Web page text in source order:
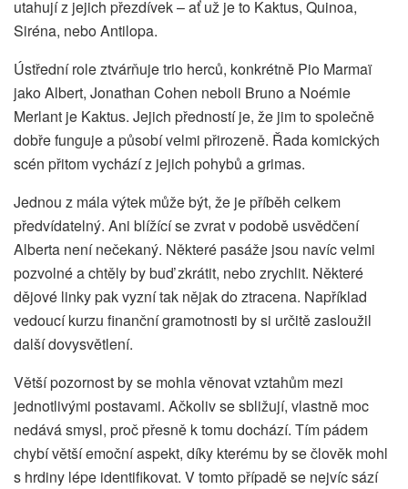
utahují z jejich přezdívek – ať už je to Kaktus, Quinoa,
Siréna, nebo Antilopa.
Ústřední role ztvárňuje trio herců, konkrétně Pio Marmaï
jako Albert, Jonathan Cohen neboli Bruno a Noémie
Merlant je Kaktus. Jejich předností je, že jim to společně
dobře funguje a působí velmi přirozeně. Řada komických
scén přitom vychází z jejich pohybů a grimas.
Jednou z mála výtek může být, že je příběh celkem
předvídatelný. Ani blížící se zvrat v podobě usvědčení
Alberta není nečekaný. Některé pasáže jsou navíc velmi
pozvolné a chtěly by buď zkrátit, nebo zrychlit. Některé
dějové linky pak vyzní tak nějak do ztracena. Například
vedoucí kurzu finanční gramotnosti by si určitě zasloužil
další dovysvětlení.
Větší pozornost by se mohla věnovat vztahům mezi
jednotlivými postavami. Ačkoliv se sbližují, vlastně moc
nedává smysl, proč přesně k tomu dochází. Tím pádem
chybí větší emoční aspekt, díky kterému by se člověk mohl
s hrdiny lépe identifikovat. V tomto případě se nejvíc sází